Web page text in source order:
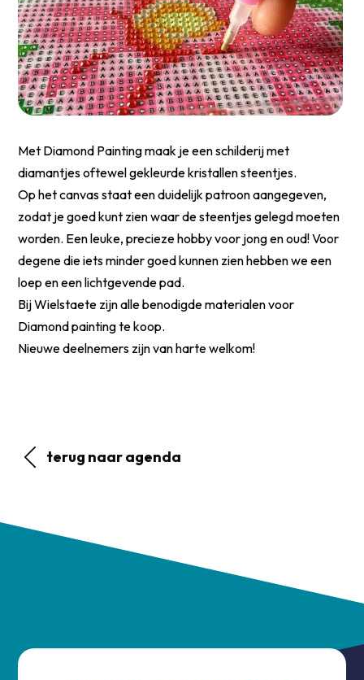
Met Diamond Painting maak je een schilderij met
diamantjes oftewel gekleurde kristallen steentjes.
Op het canvas staat een duidelijk patroon aangegeven,
zodat je goed kunt zien waar de steentjes gelegd moeten
worden. Een leuke, precieze hobby voor jong en oud! Voor
degene die iets minder goed kunnen zien hebben we een
loep en een lichtgevende pad.
Bij Wielstaete zijn alle benodigde materialen voor
Diamond painting te koop.
Nieuwe deelnemers zijn van harte welkom!
terug naar agenda